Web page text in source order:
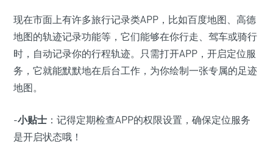
现在市面上有许多旅行记录类APP，比如百度地图、高德
地图的轨迹记录功能等，它们能够在你行走、驾车或骑行
时，自动记录你的行程轨迹。只需打开APP，开启定位服
务，它就能默默地在后台工作，为你绘制一张专属的足迹
地图。
-小贴士 ：记得定期检查APP的权限设置，确保定位服务
是开启状态哦！